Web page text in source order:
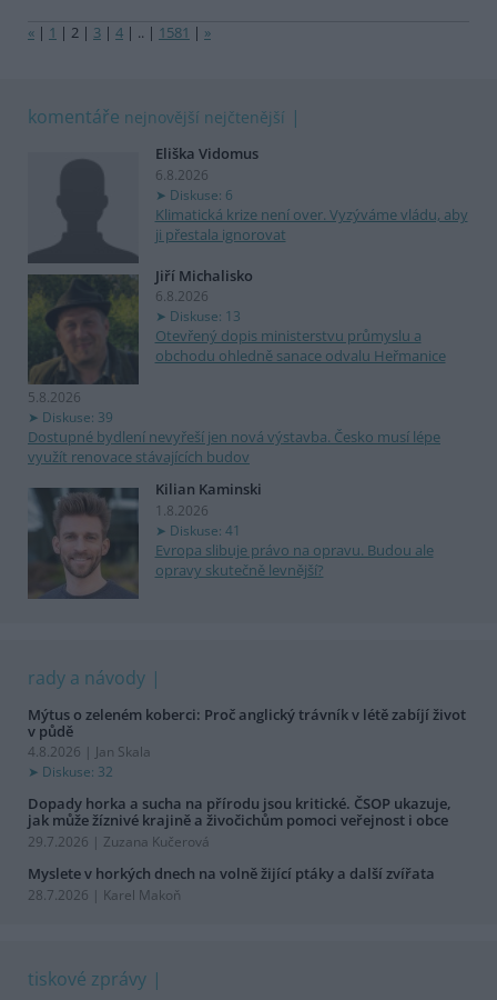
« | 1 | 2 | 3 | 4 | .. | 1581 | »
komentáře nejnovější nejčtenější
Eliška Vidomus
6.8.2026
Diskuse: 6
Klimatická krize není over. Vyzýváme vládu, aby
ji přestala ignorovat
Jiří Michalisko
6.8.2026
Diskuse: 13
Otevřený dopis ministerstvu průmyslu a
obchodu ohledně sanace odvalu Heřmanice
5.8.2026
Diskuse: 39
Dostupné bydlení nevyřeší jen nová výstavba. Česko musí lépe
využít renovace stávajících budov
Kilian Kaminski
1.8.2026
Diskuse: 41
Evropa slibuje právo na opravu. Budou ale
opravy skutečně levnější?
rady a návody
Mýtus o zeleném koberci: Proč anglický trávník v létě zabíjí život
v půdě
4.8.2026 | Jan Skala
Diskuse: 32
Dopady horka a sucha na přírodu jsou kritické. ČSOP ukazuje,
jak může žíznivé krajině a živočichům pomoci veřejnost i obce
29.7.2026 | Zuzana Kučerová
Myslete v horkých dnech na volně žijící ptáky a další zvířata
28.7.2026 | Karel Makoň
tiskové zprávy